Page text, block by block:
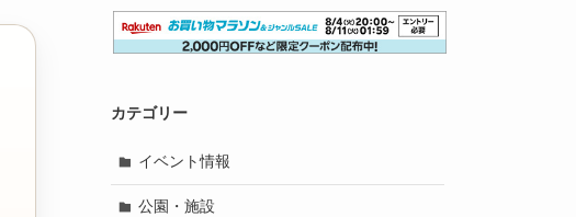
カテゴリー
イベント情報
公園・施設